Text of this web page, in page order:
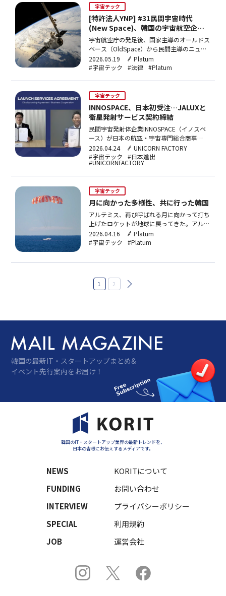
「UNASTELLA（ウナステラ）」だ。2022年
2月に設立さ…
宇宙テック
[特許法人YNP] #31民間宇宙時代
(New Space)、韓国の宇宙航空企業
のグローバルIPポートフォリオ構築案
宇宙航空庁の発足後、国家主導のオールドス
ペース（OldSpace）から民間主導のニュー
スペース（NewSpace）へとエコシステムが
急速に転換しています。発射体、衛星通信、
の技術成長は加速傾向にあります。…
2026.05.19
Platum
#宇宙テック
#法律 #Platum
宇宙テック
INNOSPACE、日本初受注…JALUXと
衛星発射サービス契約締結
民間宇宙発射体企業INNOSPACE（イノスペ
ース）が日本の航空・宇宙専門総合商事
JALUX（ジャルックス）と手を取り、衛星打
ち上げサービスで市場攻略へ乗り出した。
INNOSPACEはJALUXと衛星発射サービス契
約(LSA)を締結したと22日明らかにした。今
2026.04.24
UNICORN FACTORY
#宇宙テック
#日本進出
#UNICORNFACTORY
宇宙テック
月に向かった多様性、共に行った韓国
アルテミス、再び呼ばれる月に向かって打ち
上げたロケットが地球に戻ってきた。アルテ
ミス2。4人の宇宙飛行士を乗せたオリオン
カプセルは10日間、月を回って25万マイル
は地球との交信…
2026.04.16
Platum
#宇宙テック
#Platum
ー
送
り
1 2
韓国の最新IT・スタートアップまとめ&
イベント先行案内をお届け！
韓国のIT・スタートアップ業界の最新トレンドを、
日本の皆様にお伝えするメディアです。
NEWS
FUNDING
INTERVIEW
SPECIAL
JOB
KORITについて
お問い合わせ
プライバシーポリシー
利用規約
運営会社